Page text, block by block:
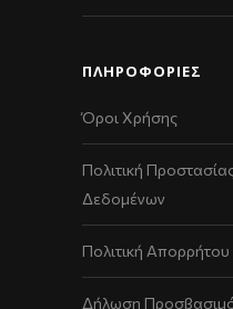
ΠΛΗΡΟΦΟΡΙΕΣ
Όροι Χρήσης
Πολιτική
Δεδομένων
Πολιτική
Δήλωση